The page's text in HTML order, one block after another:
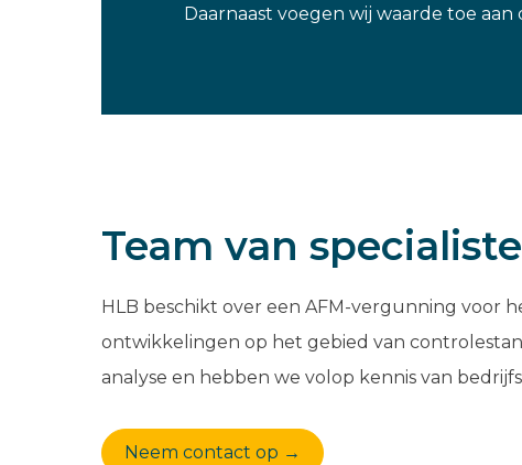
Daarnaast voegen wij waarde toe
Team van
HLB beschikt over een AFM-vergunning voor
ontwikkelingen op het gebied van
analyse en hebben we volop kennis van
Neem contact op →